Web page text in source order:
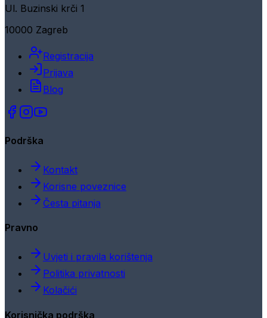
Ul. Buzinski krči 1
10000 Zagreb
Registracija
Prijava
Blog
Podrška
Kontakt
Korisne poveznice
Česta pitanja
Pravno
Uvjeti i pravila korištenja
Politika privatnosti
Kolačići
Korisnička podrška